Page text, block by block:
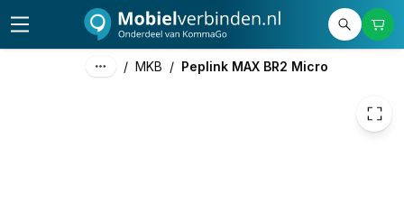
/ MKB / Peplink MAX BR2 Micro
749,00 excl. btw
906,29 incl. btw